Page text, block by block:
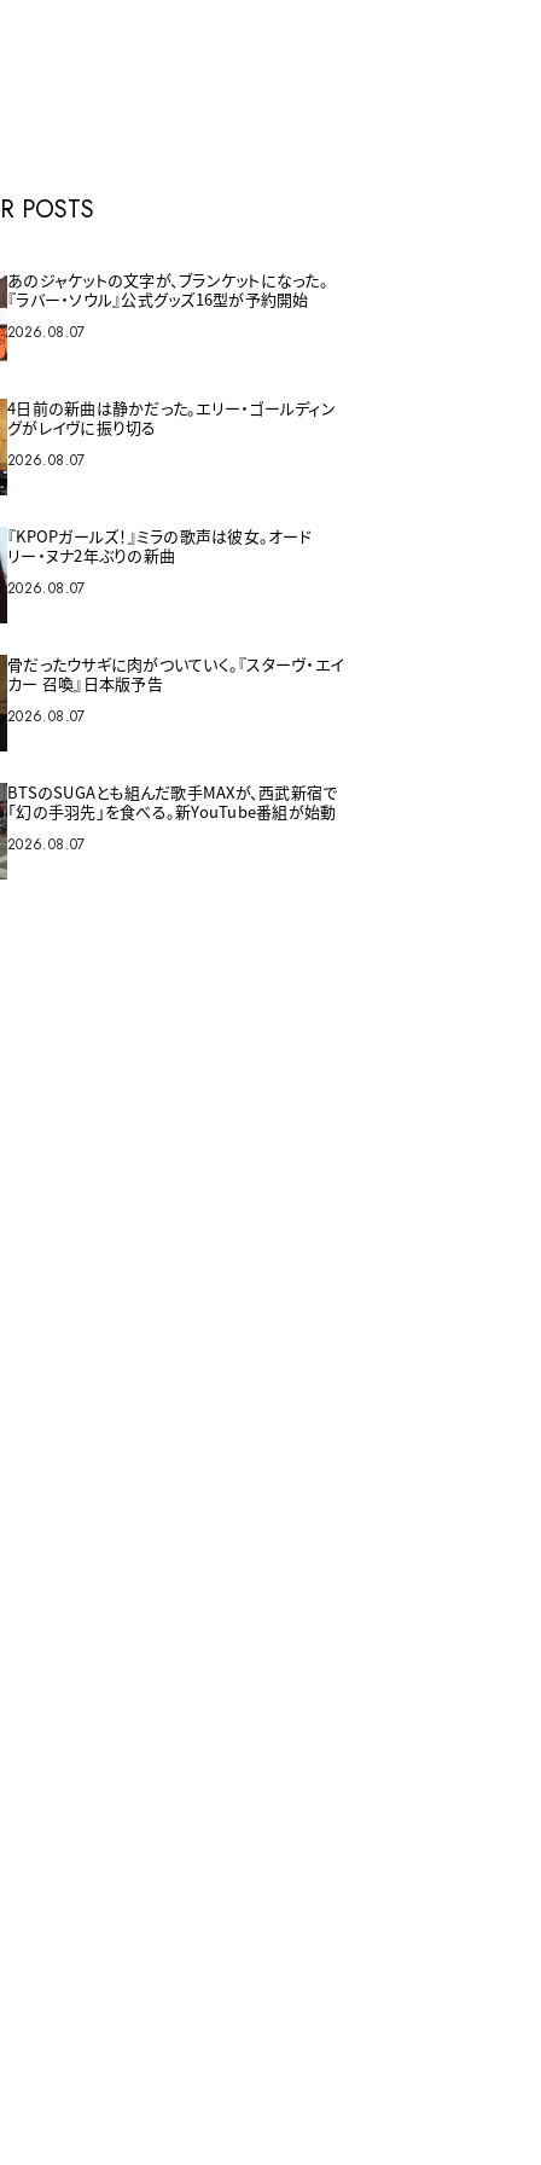
POSTS
あのジャケットの文字が、ブランケットになった。
『ラバー・ソウル』公式グッズ16型が予約開始
2026.08.07
4日前の新曲は静かだった。エリー・ゴールディン
グがレイヴに振り切る
2026.08.07
『KPOPガールズ！』ミラの歌声は彼女。オード
リー・ヌナ2年ぶりの新曲
2026.08.07
骨だったウサギに肉がついていく。『スターヴ・エイ
カー 召喚』日本版予告
2026.08.07
BTSのSUGAとも組んだ歌手MAXが、西武新宿で
「幻の手羽先」を食べる。新YouTube番組が始動
2026.08.07